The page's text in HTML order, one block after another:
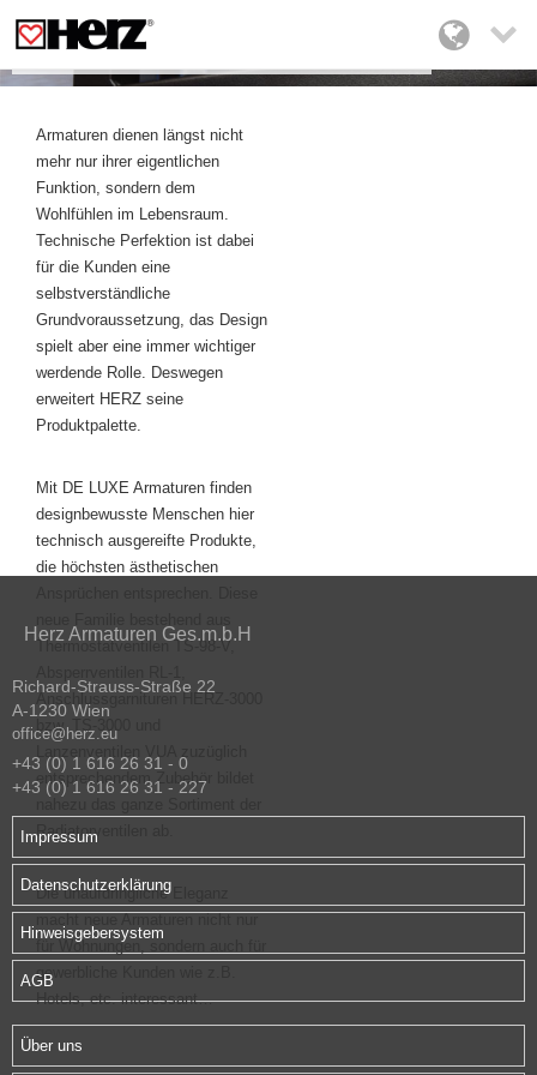

HERZ DE LUXE
Armaturen dienen längst nicht
mehr nur ihrer eigentlichen
Funktion, sondern dem
Wohlfühlen im Lebensraum.
Technische Perfektion ist dabei
für die Kunden eine
selbstverständliche
Grundvoraussetzung, das Design
spielt aber eine immer wichtiger
werdende Rolle. Deswegen
erweitert HERZ seine
Produktpalette.
Mit DE LUXE Armaturen finden
designbewusste Menschen hier
technisch ausgereifte Produkte,
die höchsten ästhetischen
Thermostatventilen TS-98-V,
bzw. TS-3000 und
entsprechendem Zubehör bildet
Radiatorventilen ab.
Die unaufdringliche Eleganz
für Wohnungen, sondern auch für
gewerbliche Kunden wie z.B.
Hotels, etc. interessant…
Herz Armaturen Ges.m.b.H
Richard-Strauss-Straße 22
A-1230 Wien
office@herz.eu
+43 (0) 1 616 26 31 - 0
+43 (0) 1 616 26 31 - 227
Impressum
Datenschutzerklärung
Hinweisgebersystem
AGB
Über uns